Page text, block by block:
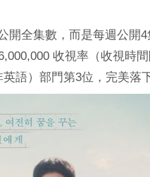
開全集數，而是每週公開4
收視率（收視時
語）部門第3位，完美落